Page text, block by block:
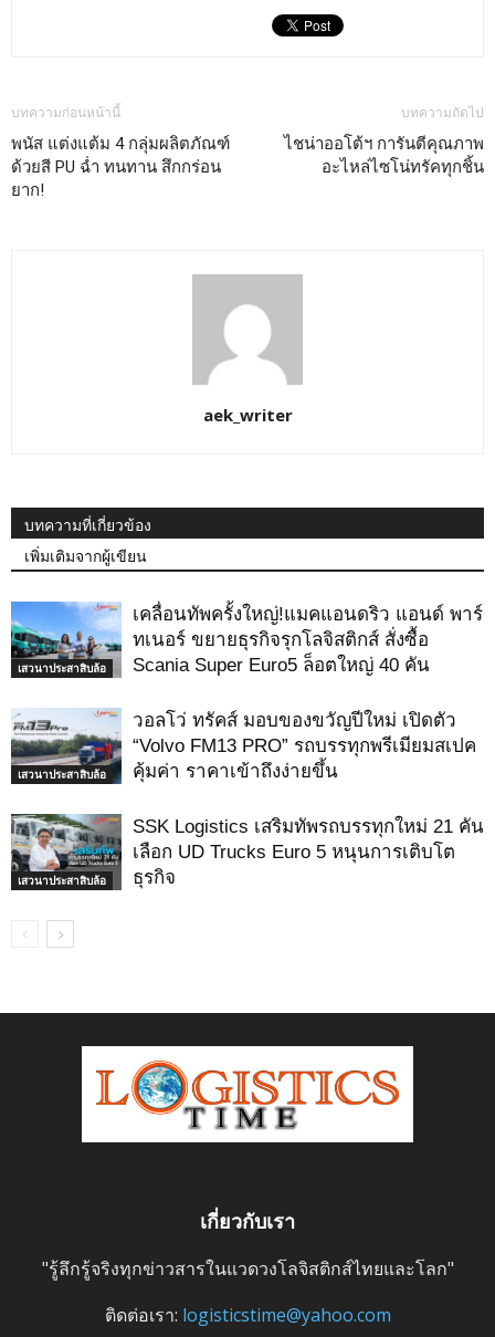
บทความก่อนหน้านี้
พนัส แต่งแต้ม 4 กลุ่มผลิตภัณฑ์
ด้วยสี PU ฉ่ำ ทนทาน สึกกร่อน
ยาก!
บทความถัดไป
ไชน่าออโต้ฯ การันตีคุณภาพ
อะไหล่ไซโน่ทรัคทุกชิ้น
aek_writer
บทความที่เกี่ยวข้อง
เพิ่มเติมจากผู้เขียน
เสวนาประสาสิบล้อ
เคลื่อนทัพครั้งใหญ่!แมคแอนดริว แอนด์ พาร์
ทเนอร์ ขยายธุรกิจรุกโลจิสติกส์ สั่งซื้อ
Scania Super Euro5 ล็อตใหญ่ 40 คัน
เสวนาประสาสิบล้อ
วอลโว่ ทรัคส์ มอบของขวัญปีใหม่ เปิดตัว
“Volvo FM13 PRO” รถบรรทุกพรีเมียมสเปค
คุ้มค่า ราคาเข้าถึงง่ายขึ้น
เสวนาประสาสิบล้อ
SSK Logistics เสริมทัพรถบรรทุกใหม่ 21 คัน
เลือก UD Trucks Euro 5 หนุนการเติบโต
ธุรกิจ
เกี่ยวกับเรา
"รู้ลึกรู้จริงทุกข่าวสารในแวดวงโลจิสติกส์ไทยและโลก"
ติดต่อเรา: logisticstime@yahoo.com